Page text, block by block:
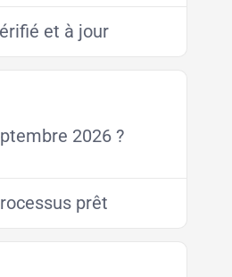
et à jour
2026 ?
prêt